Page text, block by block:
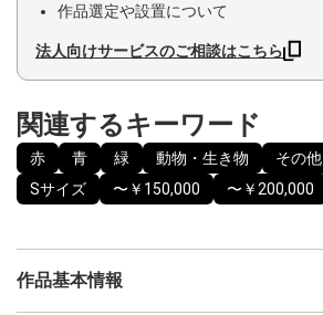
作品選定や設置について
法人向けサービスのご相談はこちら
関連するキーワード
赤 青 緑 動物・生き物 その他
Sサイズ
〜￥150,000 〜￥200,000
作品基本情報